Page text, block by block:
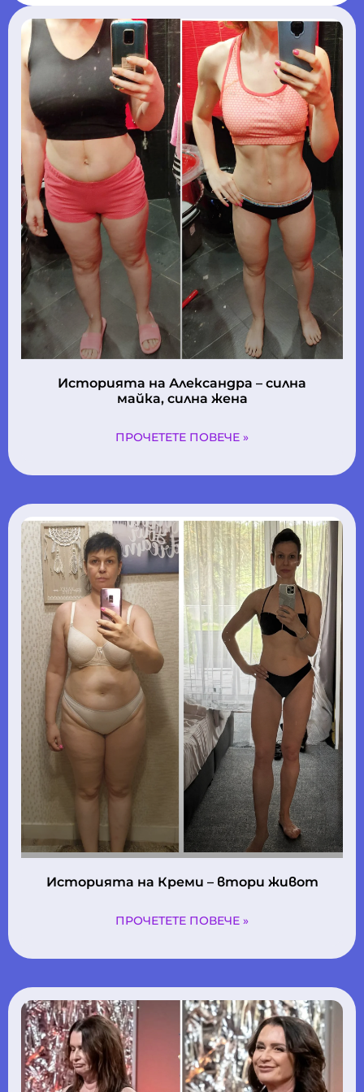
Историята на Александра – силна
майка, силна жена
ПРОЧЕТЕТЕ ПОВЕЧЕ »
Историята на Креми – втори живот
ПРОЧЕТЕТЕ ПОВЕЧЕ »